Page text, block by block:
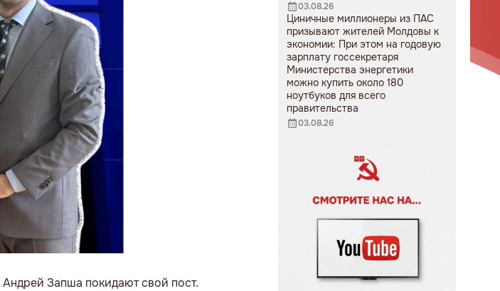
Запша покидают свой пост.
03.08.26
Циничные миллионеры из ПАС
призывают жителей Молдовы к
экономии: При этом на годовую
зарплату госсекретаря
Министерства энергетики
можно купить около 180
ноутбуков для всего
правительства
03.08.26